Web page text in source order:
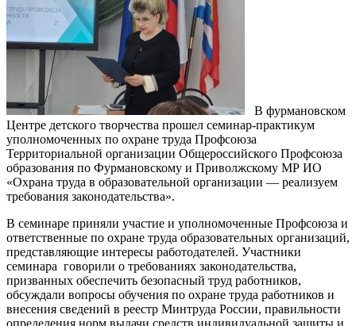
В фурмановском
Центре детского творчества прошел семинар-практикум
уполномоченных по охране труда Профсоюза
Территориальной организации Общероссийского Профсоюза
образования по Фурмановскому и Приволжскому МР ИО
«Охрана труда в образовательной организации — реализуем
требования законодательства».
В семинаре приняли участие и уполномоченные Профсоюза и
ответственные по охране труда образовательных организаций,
представляющие интересы работодателей. Участники
семинара говорили о требованиях законодательства,
призванных обеспечить безопасный труд работников,
обсуждали вопросы обучения по охране труда работников и
внесения сведений в реестр Минтруда России, правильности